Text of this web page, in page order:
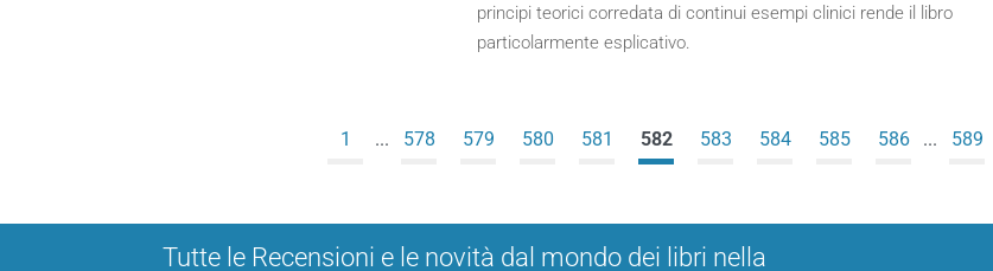
principi teorici corredata di continui esempi clinici rende il libro
particolarmente esplicativo.
1 ... 578 579 580 581 582 583 584 585 586 ... 589
Tutte le Recensioni e le novità dal mondo dei libri nella